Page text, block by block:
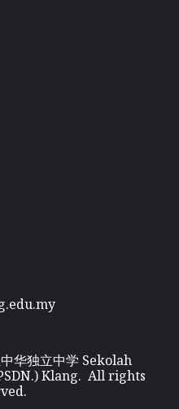
华独立中学 Sekolah
Klang. All rights